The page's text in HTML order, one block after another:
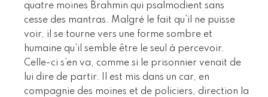
quatre moines Brahmin qui psalmodient sans
cesse des mantras. Malgré le fait qu’il ne puisse
voir, il se tourne vers une forme sombre et
humaine qu’il semble être le seul à percevoir.
Celle-ci s’en va, comme si le prisonnier venait de
lui dire de partir. Il est mis dans un car, en
compagnie des moines et de policiers, direction la